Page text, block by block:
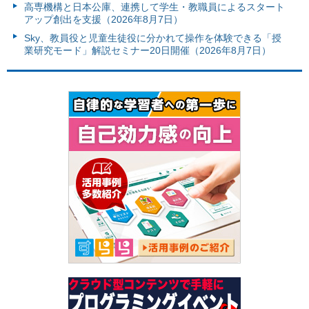
高専機構と日本公庫、連携して学生・教職員によるスタート
アップ創出を支援（2026年8月7日）
Sky、教員役と児童生徒役に分かれて操作を体験できる「授
業研究モード」解説セミナー20日開催（2026年8月7日）